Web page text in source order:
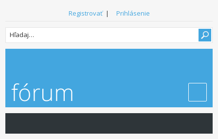
Registrovať| Prihlásenie